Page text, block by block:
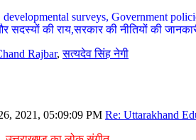
surveys, Government
सदस्यों की राय,सरकार की नीतियों की
Rajbar,सत्यदेव सिंह नेगी
2021, 05:09:09 PM Re: Uttarakhand